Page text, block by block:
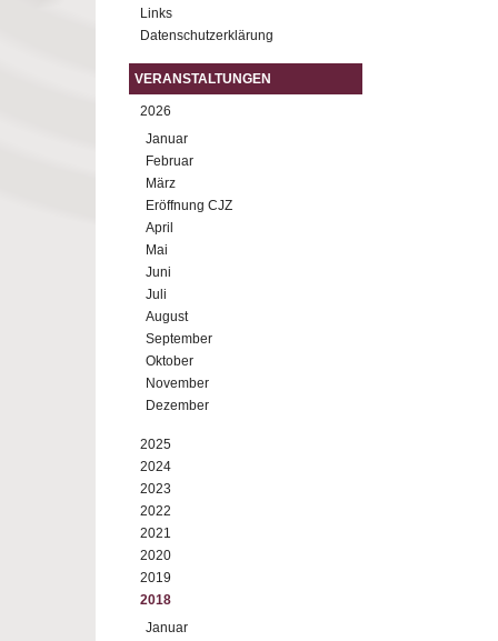
Links
Datenschutzerklärung
VERANSTALTUNGEN
2026
Januar
Februar
März
Eröffnung CJZ
April
Mai
Juni
Juli
August
September
Oktober
November
Dezember
2025
2024
2023
2022
2021
2020
2019
2018
Januar